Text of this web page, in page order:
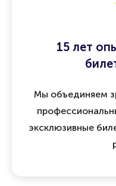
15 лет
Мы объединяем
эксклюзивные